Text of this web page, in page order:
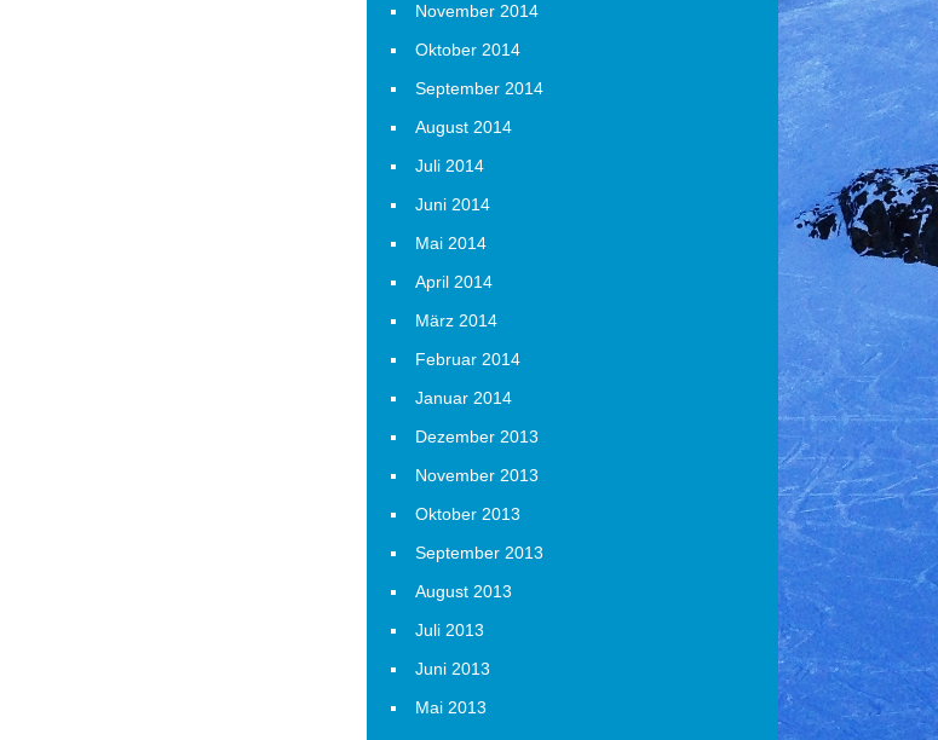
November 2014
Oktober 2014
September 2014
August 2014
Juli 2014
Juni 2014
Mai 2014
April 2014
März 2014
Februar 2014
Januar 2014
Dezember 2013
November 2013
Oktober 2013
September 2013
August 2013
Juli 2013
Juni 2013
Mai 2013